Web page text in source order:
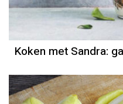
Koken met Sandra: